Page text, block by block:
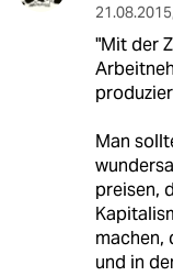
21.08.2015,
"Mit der
Man
preisen,
machen,
und in